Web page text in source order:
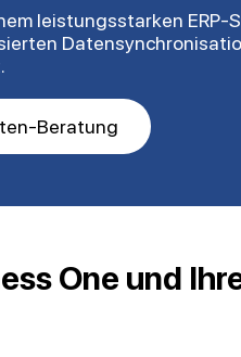
leistungsstarken ERP-
Beratung
One und